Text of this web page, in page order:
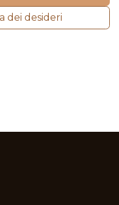
dei desideri